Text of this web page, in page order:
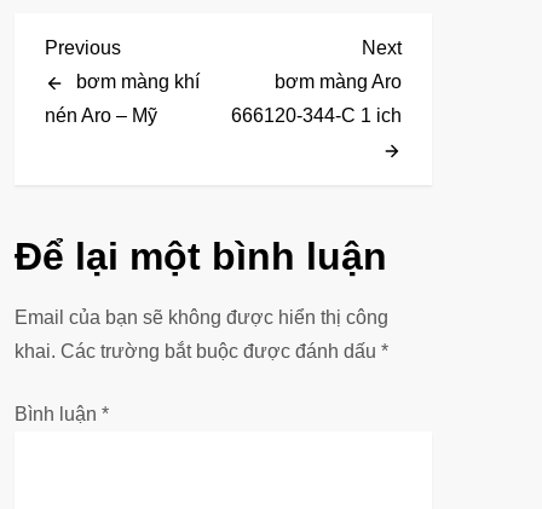
Đ
i
h
ư
n
Previous
Post
Previous
bơm màng khí
nén Aro – Mỹ
Next
Post
Next
bơm màng Aro
666120-344-C 1 ich
Để lại một bình luận
Email của bạn sẽ không được hiển thị công
khai. Các trường bắt buộc được đánh dấu *
Bình luận *